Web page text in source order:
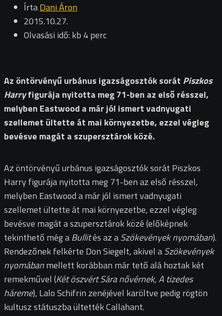
ÍrtaDani Áron
2015.10.27.
Olvasási idő: kb 4 perc
Az öntörvényű urbánus igazságosztók sorát Piszkos
Harryfigurája nyitotta meg 71-ben az első résszel,
melyben Eastwood a már jól ismert vadnyugati
szellemet ültette át mai környezetbe, ezzel végleg
bevésve magát a szupersztárok közé.
Az öntörvényű urbánus igazságosztók sorát Piszkos
Harry figurája nyitotta meg 71-ben az első résszel,
melyben Eastwood a már jól ismert vadnyugati
szellemet ültette át mai környezetbe, ezzel végleg
bevésve magát a szupersztárok közé (előképnek
tekinthető még aBullités az aSzökevények nyomában).
Rendezőnek felkérte Don Siegelt, akivel aSzökevények
nyomábanmellett korábban már tető alá hoztak két
remekművel (Két öszvért Sára nővérnek, A tizedes
háreme), Lalo Schifrin zenéjével karöltve pedig rögtön
kultusz státuszba ültették Callahant.